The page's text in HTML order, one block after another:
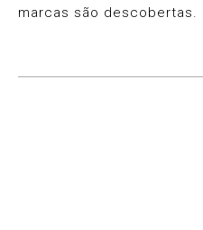
marcas são descobertas.